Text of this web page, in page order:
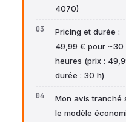
4070)
Pricing et durée :
49,99 € pour ~30
heures (prix :
durée : 30 h)
Mon avis tranché
le modèle